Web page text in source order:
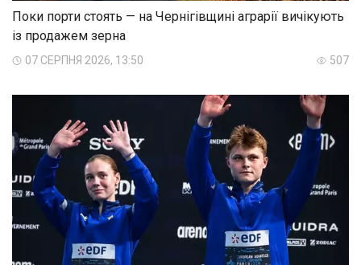
Поки порти стоять — на Чернігівщині аграрії вичікують
із продажем зерна
07 СЕРПНЯ 2026, 13:50 507